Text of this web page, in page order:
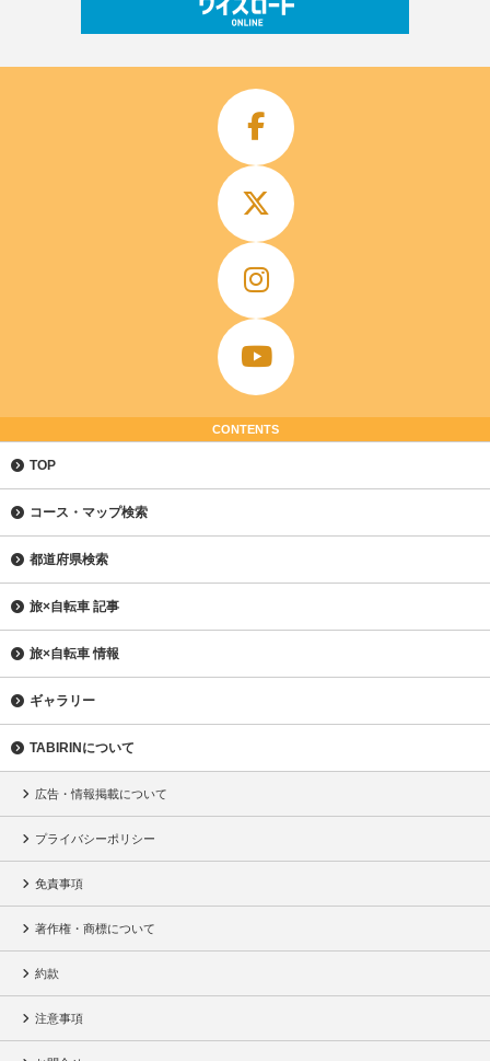
CONTENTS
TOP
コース・マップ検索
都道府県検索
旅×自転車 記事
旅×自転車 情報
ギャラリー
TABIRINについて
広告・情報掲載について
プライバシーポリシー
免責事項
著作権・商標について
約款
注意事項